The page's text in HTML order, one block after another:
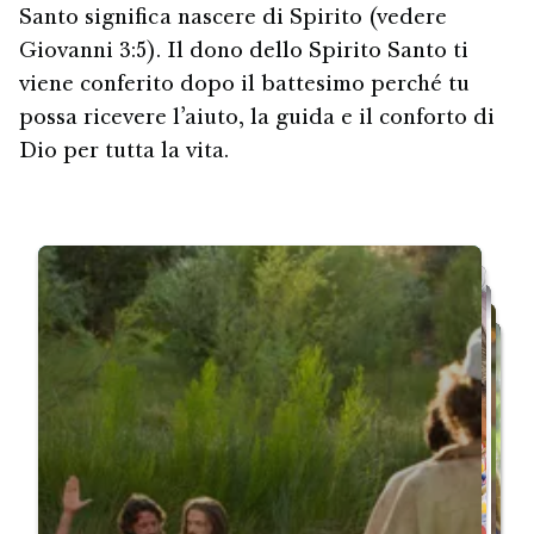
Santo significa nascere di Spirito (vedere
Giovanni 3:5). Il dono dello Spirito Santo ti
viene conferito dopo il battesimo perché tu
possa ricevere l’aiuto, la guida e il conforto di
Dio per tutta la vita.
Ricomincia